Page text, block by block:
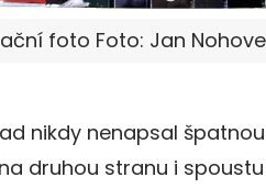
foto Foto: Jan
nikdy nenapsal
druhou stranu i